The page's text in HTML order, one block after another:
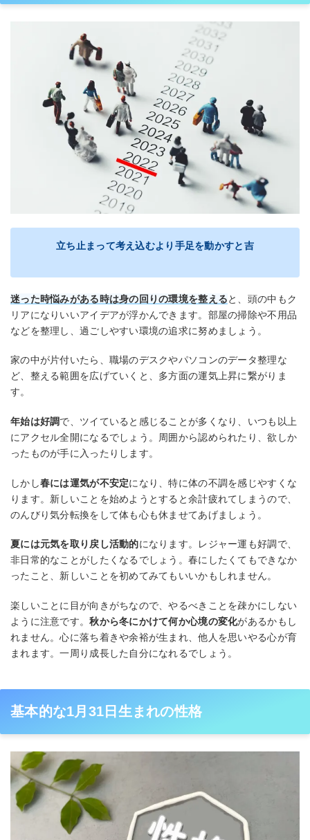
立ち止まって考え込むより手足を動かすと吉
迷った時悩みがある時は身の回りの環境を整えると、頭の中もク
リアになりいいアイデアが浮かんできます。部屋の掃除や不用品
などを整理し、過ごしやすい環境の追求に努めましょう。
家の中が片付いたら、職場のデスクやパソコンのデータ整理な
ど、整える範囲を広げていくと、多方面の運気上昇に繋がりま
す。
年始は好調で、ツイていると感じることが多くなり、いつも以上
にアクセル全開になるでしょう。周囲から認められたり、欲しか
ったものが手に入ったりします。
しかし春には運気が不安定になり、特に体の不調を感じやすくな
ります。新しいことを始めようとすると余計疲れてしまうので、
のんびり気分転換をして体も心も休ませてあげましょう。
夏には元気を取り戻し活動的になります。レジャー運も好調で、
非日常的なことがしたくなるでしょう。春にしたくてもできなか
ったこと、新しいことを初めてみてもいいかもしれません。
楽しいことに目が向きがちなので、やるべきことを疎かにしない
ように注意です。秋から冬にかけて何か心境の変化があるかもし
れません。心に落ち着きや余裕が生まれ、他人を思いやる心が育
まれます。一周り成長した自分になれるでしょう。
基本的な1月31日生まれの性格